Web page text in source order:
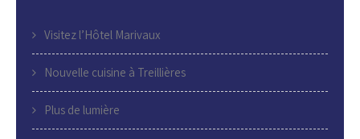
Visitez l’Hôtel Marivaux
Nouvelle cuisine à Treillières
Plus de lumière